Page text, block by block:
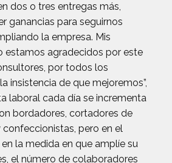
dos o tres entregas más,
ganancias para seguirnos
la empresa. Mis
estamos agradecidos por este
por todos los
insistencia de que mejoremos”,
laboral cada día se incrementa
bordadores, cortadores de
pero en el
la medida en que amplíe su
el número de colaboradores